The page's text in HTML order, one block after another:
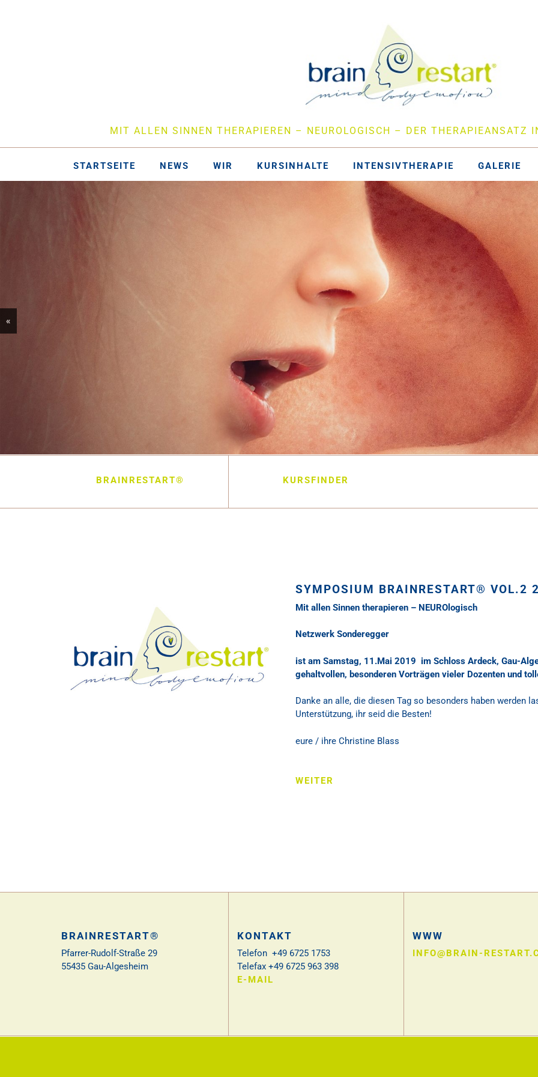
MIT ALLEN SINNEN THERAPIEREN – NEUROLOGISCH – DER THERAPIEANSATZ
STARTSEITE NEWS WIR KURSINHALTE INTENSIVTHERAPIE GALERIE
«
BRAINRESTART® KURSFINDER
SYMPOSIUM BRAINRESTART® VOL.2
Mit allen Sinnen therapieren – NEUROlogisch
Netzwerk Sonderegger
ist am Samstag, 11.Mai 2019 im Schloss Ardeck, Gau-
gehaltvollen, besonderen Vorträgen vieler Dozenten und
Danke an alle, die diesen Tag so besonders haben werden
Unterstützung, ihr seid die Besten!
eure / ihre Christine Blass
WEITER
BRAINRESTART®
Pfarrer-Rudolf-Straße 29
55435 Gau-Algesheim
KONTAKT
Telefon +49 6725 1753
Telefax +49 6725 963 398
E-MAIL
WWW
INFO@BRAIN-